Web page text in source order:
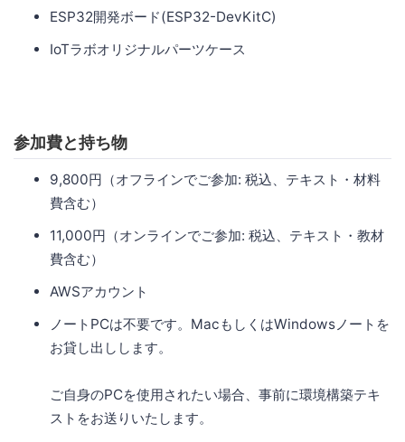
ESP32開発ボード(ESP32-DevKitC)
IoTラボオリジナルパーツケース
参加費と持ち物
9,800円（オフラインでご参加: 税込、テキスト・材料
費含む）
11,000円（オンラインでご参加: 税込、テキスト・教材
費含む）
AWSアカウント
ノートPCは不要です。MacもしくはWindowsノートを
お貸し出しします。
ご自身のPCを使用されたい場合、事前に環境構築テキ
ストをお送りいたします。